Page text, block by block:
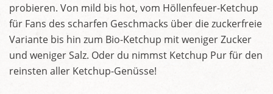
probieren. Von mild bis hot, vom Höllenfeuer-Ketchup
für Fans des scharfen Geschmacks über die zuckerfreie
Variante bis hin zum Bio-Ketchup mit weniger Zucker
und weniger Salz. Oder du nimmst Ketchup Pur für den
reinsten aller Ketchup-Genüsse!